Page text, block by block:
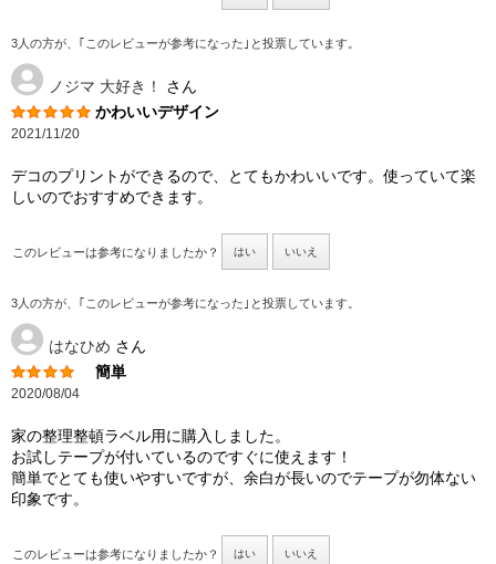
3人の方が、｢このレビューが参考になった｣と投票しています。
ノジマ 大好き！
さん
かわいいデザイン
2021/11/20
デコのプリントができるので、とてもかわいいです。使っていて楽
しいのでおすすめできます。
このレビューは参考になりましたか？ はい いいえ
3人の方が、｢このレビューが参考になった｣と投票しています。
はなひめ さん
簡単
2020/08/04
家の整理整頓ラベル用に購入しました。
お試しテープが付いているのですぐに使えます！
簡単でとても使いやすいですが、余白が長いのでテープが勿体ない
印象です。
このレビューは参考になりましたか？ はい いいえ